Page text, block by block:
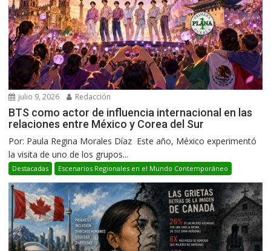
julio 9, 2026 Redacción
BTS como actor de influencia internacional en las
relaciones entre México y Corea del Sur
Por: Paula Regina Morales Díaz Este año, México experimentó
la visita de uno de los grupos...
Destacadas Escenarios Regionales en el Mundo Contemporáneo